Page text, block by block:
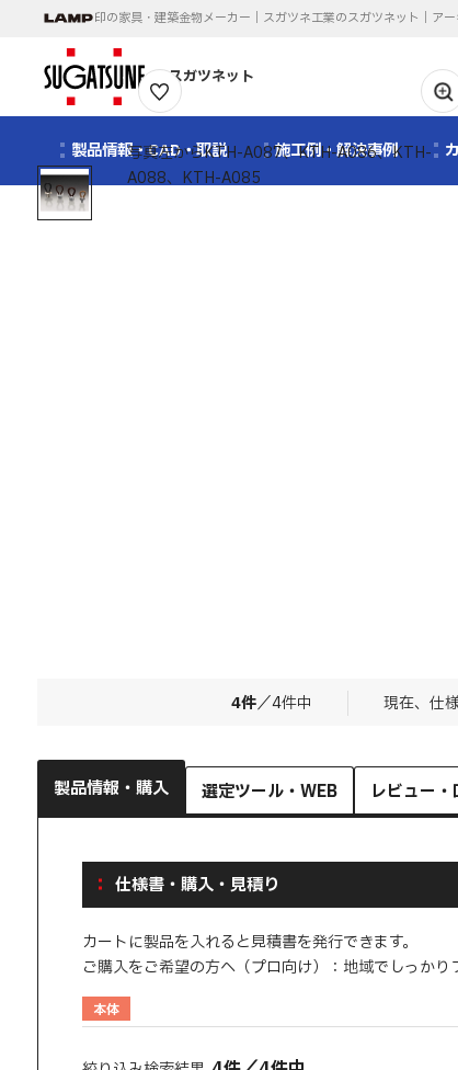
印の家具・建築金物メーカー｜スガツネ工業のスガツネット｜ア
スガツネット
製品情報・CAD・取説 施工例・解決事例
写真左からKTH-A087、KTH-A086、KTH-
A088、KTH-A085
4件／4件中 現在、仕
製品情報・購入 選定ツール・WEB レビュー・
仕様書・購入・見積り
カートに製品を入れると見積書を発行できます。
ご購入をご希望の方へ（プロ向け）：地域でしっか
本体